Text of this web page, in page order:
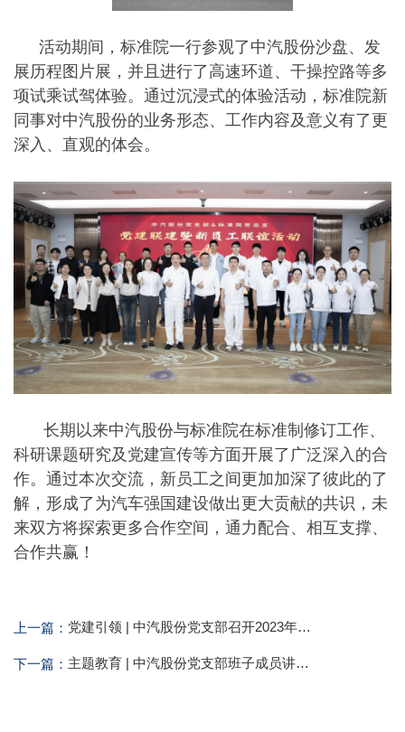
活动期间，标准院一行参观了中汽股份沙盘、发
展历程图片展，并且进行了高速环道、干操控路等多
项试乘试驾体验。通过沉浸式的体验活动，标准院新
同事对中汽股份的业务形态、工作内容及意义有了更
深入、直观的体会。
长期以来中汽股份与标准院在标准制修订工作、
科研课题研究及党建宣传等方面开展了广泛深入的合
作。通过本次交流，新员工之间更加加深了彼此的了
解，形成了为汽车强国建设做出更大贡献的共识，未
来双方将探索更多合作空间，通力配合、相互支撑、
合作共赢！
上一篇： 党建引领 | 中汽股份党支部召开2023年度组织生活会
下一篇： 主题教育 | 中汽股份党支部班子成员讲授主题教育专题党课